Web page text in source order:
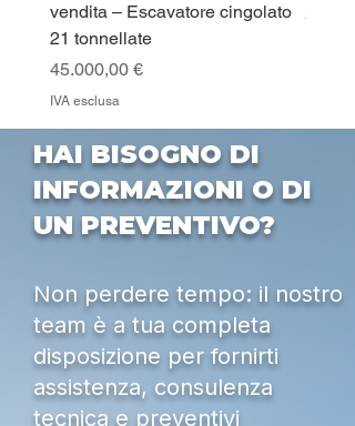
vendita – Escavatore cingolato
21 tonnellate
Prezzo
45.000,00 €
IVA esclusa
Prezzo
HAI BISOGNO DI
INFORMAZIONI O DI
UN PREVENTIVO?
Non perdere tempo: il nostro
team è a tua completa
disposizione per fornirti
assistenza, consulenza
tecnica e preventivi